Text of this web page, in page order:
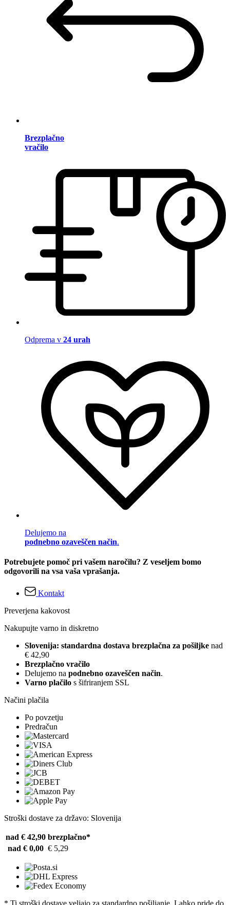
Brezplačno
vračilo
Odprema v 24 urah
Delujemo na
podnebno ozaveščen način.
Potrebujete pomoč pri vašem naročilu? Z veseljem bomo
odgovorili na vsa vaša vprašanja.
Kontakt
Preverjena kakovost
Nakupujte varno in diskretno
Slovenija: standardna dostava brezplačna za pošiljke nad
€ 42,90
Brezplačno vračilo
Delujemo na podnebno ozaveščen način.
Varno plačilo s šifriranjem SSL
Načini plačila
Po povzetju
Predračun
Stroški dostave za državo: Slovenija
nad € 42,90 brezplačno*
nad € 0,00 € 5,29
* Ti stroški dostave veljajo za standardno pošiljanje. Lahko pride do